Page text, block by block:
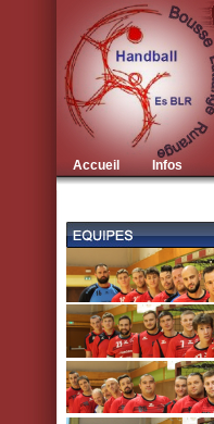
Accueil Infos